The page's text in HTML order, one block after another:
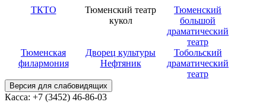
ТКТО
Тюменский театр
кукол
Тюменский
большой
драматический
театр
Тюменская
филармония
Дворец культуры
Нефтяник
Тобольский
драматический
театр
Версия для слабовидящих
Касса: +7 (3452) 46-86-03